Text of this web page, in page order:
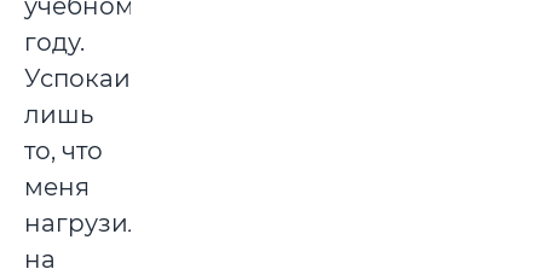
учебному
году.
Успокаивало
лишь
то, что
меня
нагрузили
на